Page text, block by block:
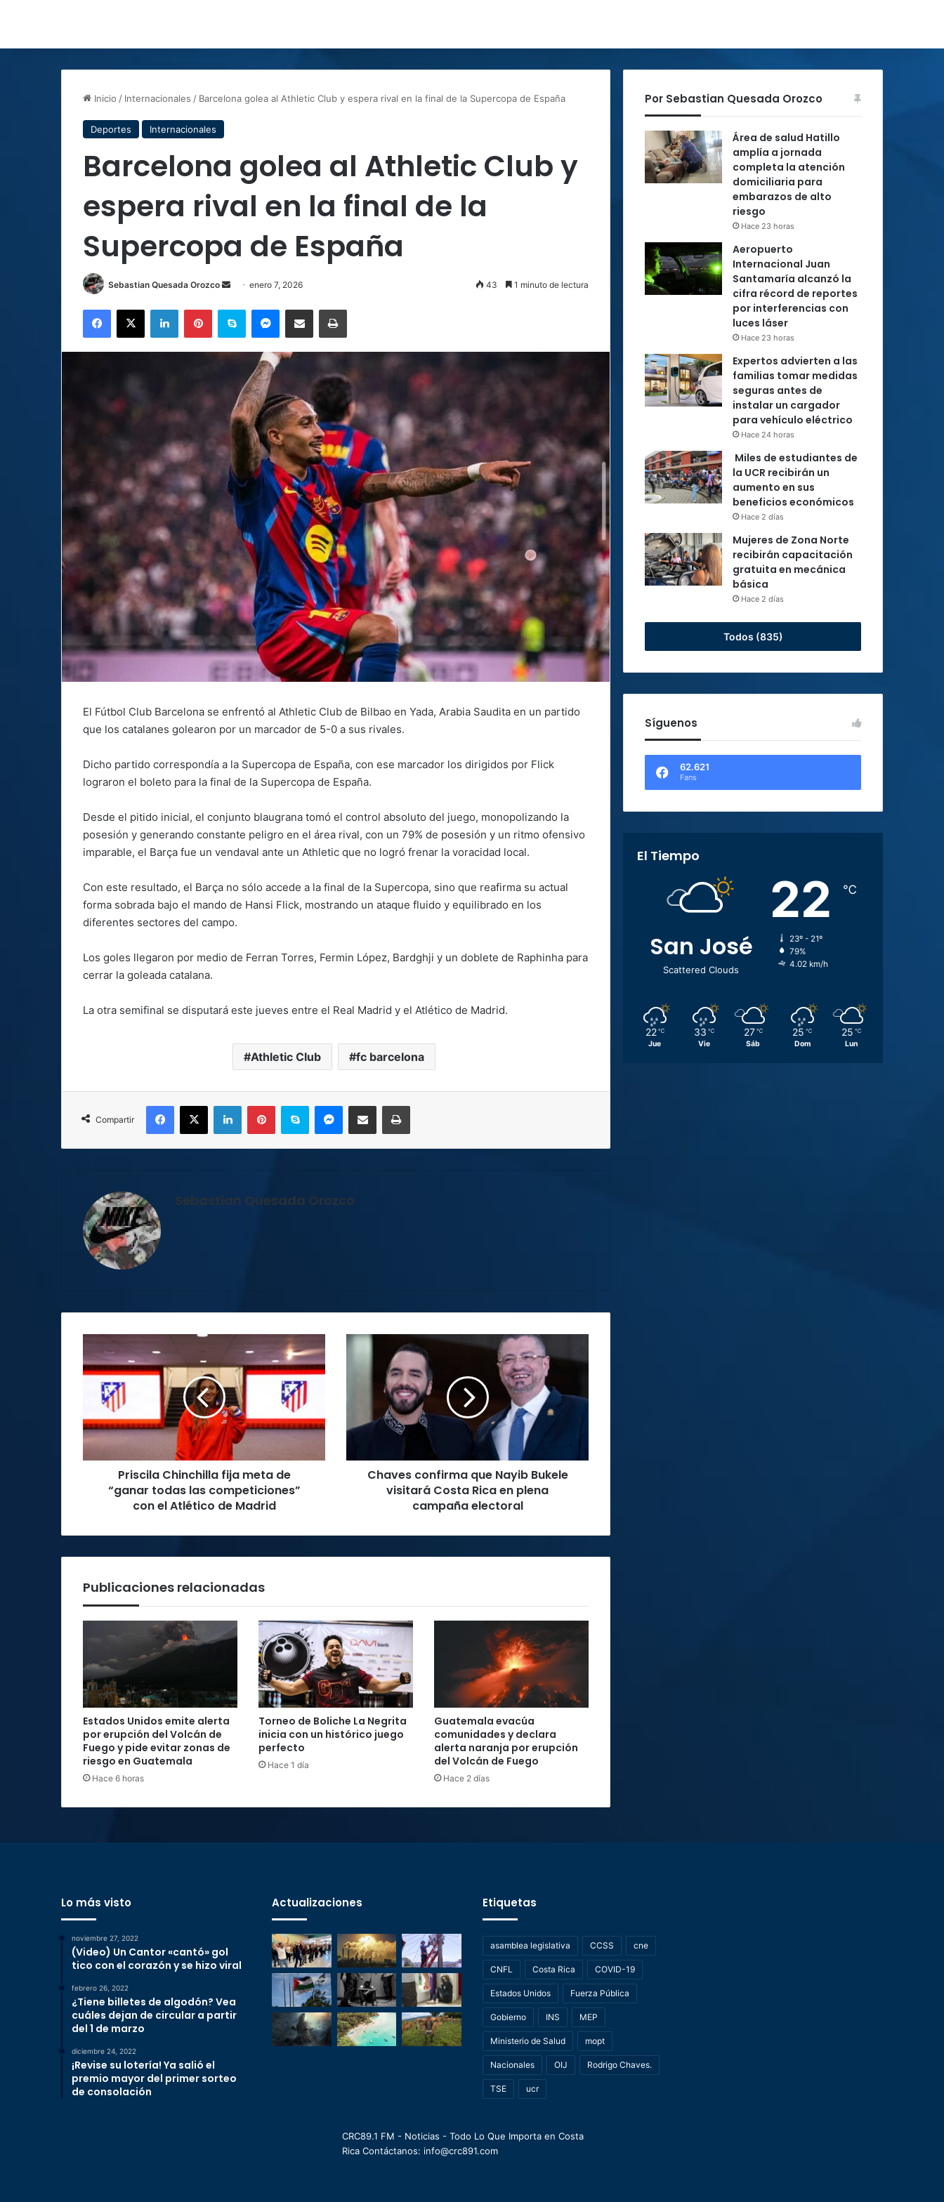
Inicio / Internacionales / Barcelona golea al Athletic Club y espera rival en la final de la Supercopa de España
Deportes Internacionales
Barcelona golea al Athletic Club y
espera rival en la final de la
Supercopa de España
Sebastian Quesada Orozco
Send
email
enero 7, 2026 43 1 minuto de lectura
Facebook
X LinkedInPinterestSkype MessengerCompartir por correo electrónicoImprimir
El Fútbol Club Barcelona se enfrentó al Athletic Club de Bilbao en Yada, Arabia Saudita en un partido
que los catalanes golearon por un marcador de 5-0 a sus rivales.
Dicho partido correspondía a la Supercopa de España, con ese marcador los dirigidos por Flick
lograron el boleto para la final de la Supercopa de España.
Desde el pitido inicial, el conjunto blaugrana tomó el control absoluto del juego, monopolizando la
posesión y generando constante peligro en el área rival, con un 79% de posesión y un ritmo ofensivo
imparable, el Barça fue un vendaval ante un Athletic que no logró frenar la voracidad local.
Con este resultado, el Barça no sólo accede a la final de la Supercopa, sino que reafirma su actual
forma sobrada bajo el mando de Hansi Flick, mostrando un ataque fluido y equilibrado en los
diferentes sectores del campo.
Los goles llegaron por medio de Ferran Torres, Fermin López, Bardghji y un doblete de Raphinha para
cerrar la goleada catalana.
La otra semifinal se disputará este jueves entre el Real Madrid y el Atlético de Madrid.
Athletic Club fc barcelona
Compartir
Facebook
X LinkedInPinterestSkype MessengerCompartir por correo electrónicoImprimir
Sebastian Quesada Orozco
Chinchilla
fija
meta
todas
las
competiciones”
Madrid
Priscila Chinchilla fija meta de
“ganar todas las competiciones”
con el Atlético de Madrid
Chaves
Costa
en
plenaChaves confirma que Nayib Bukele
visitará Costa Rica en plena
campaña electoral
Publicaciones relacionadas
Estados Unidos emite alerta
por erupción del Volcán de
Fuego y pide evitar zonas de
riesgo en Guatemala
Hace 6 horas
Torneo de Boliche La Negrita
inicia con un histórico juego
perfecto
Hace 1 día
Guatemala evacúa
comunidades y declara
alerta naranja por erupción
del Volcán de Fuego
Hace 2 días
Por Sebastian Quesada Orozco
Área de salud Hatillo
amplía a jornada
completa la atención
domiciliaria para
embarazos de alto
riesgo
Hace 23 horas
Aeropuerto
Internacional Juan
Santamaría alcanzó la
cifra récord de reportes
por interferencias con
luces láser
Hace 23 horas
Expertos advierten a las
familias tomar medidas
seguras antes de
instalar un cargador
para vehículo eléctrico
Hace 24 horas
Miles de estudiantes de
la UCR recibirán un
aumento en sus
beneficios económicos
Hace 2 días
Mujeres de Zona Norte
recibirán capacitación
gratuita en mecánica
básica
Hace 2 días
Todos (835)
Síguenos
62.621
Fans
El Tiempo
San José
Scattered Clouds
22 ℃
23º - 21º
79%
4.02 km/h
22 ℃
Jue
33 ℃
Vie
27 ℃
Sáb
25 ℃
Dom
25 ℃
Lun
Lo más visto
noviembre 27, 2022
(Video) Un Cantor «cantó» gol
tico con el corazón y se hizo viral
febrero 26, 2022
¿Tiene billetes de algodón? Vea
cuáles dejan de circular a partir
del 1 de marzo
diciembre 24, 2022
¡Revise su lotería! Ya salió el
premio mayor del primer sorteo
de consolación
Actualizaciones Etiquetas
asamblea legislativa CCSS cne
CNFL Costa Rica COVID-19
Estados Unidos Fuerza Pública
Gobierno INS MEP
Ministerio de Salud mopt
Nacionales OIJ Rodrigo Chaves.
TSE ucr
CRC89.1 FM - Noticias - Todo Lo Que Importa en Costa
Rica Contáctanos: info@crc891.com